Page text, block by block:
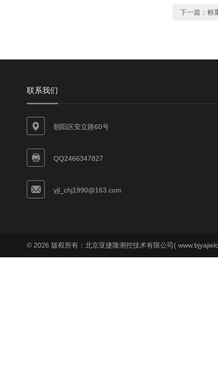
下一篇： 称
联系我们
朝阳区安立路60号
QQ2466347827
yjl_chj1990@163.com
© 2026 版权所有：北京亚捷隆测控技术有限公司(